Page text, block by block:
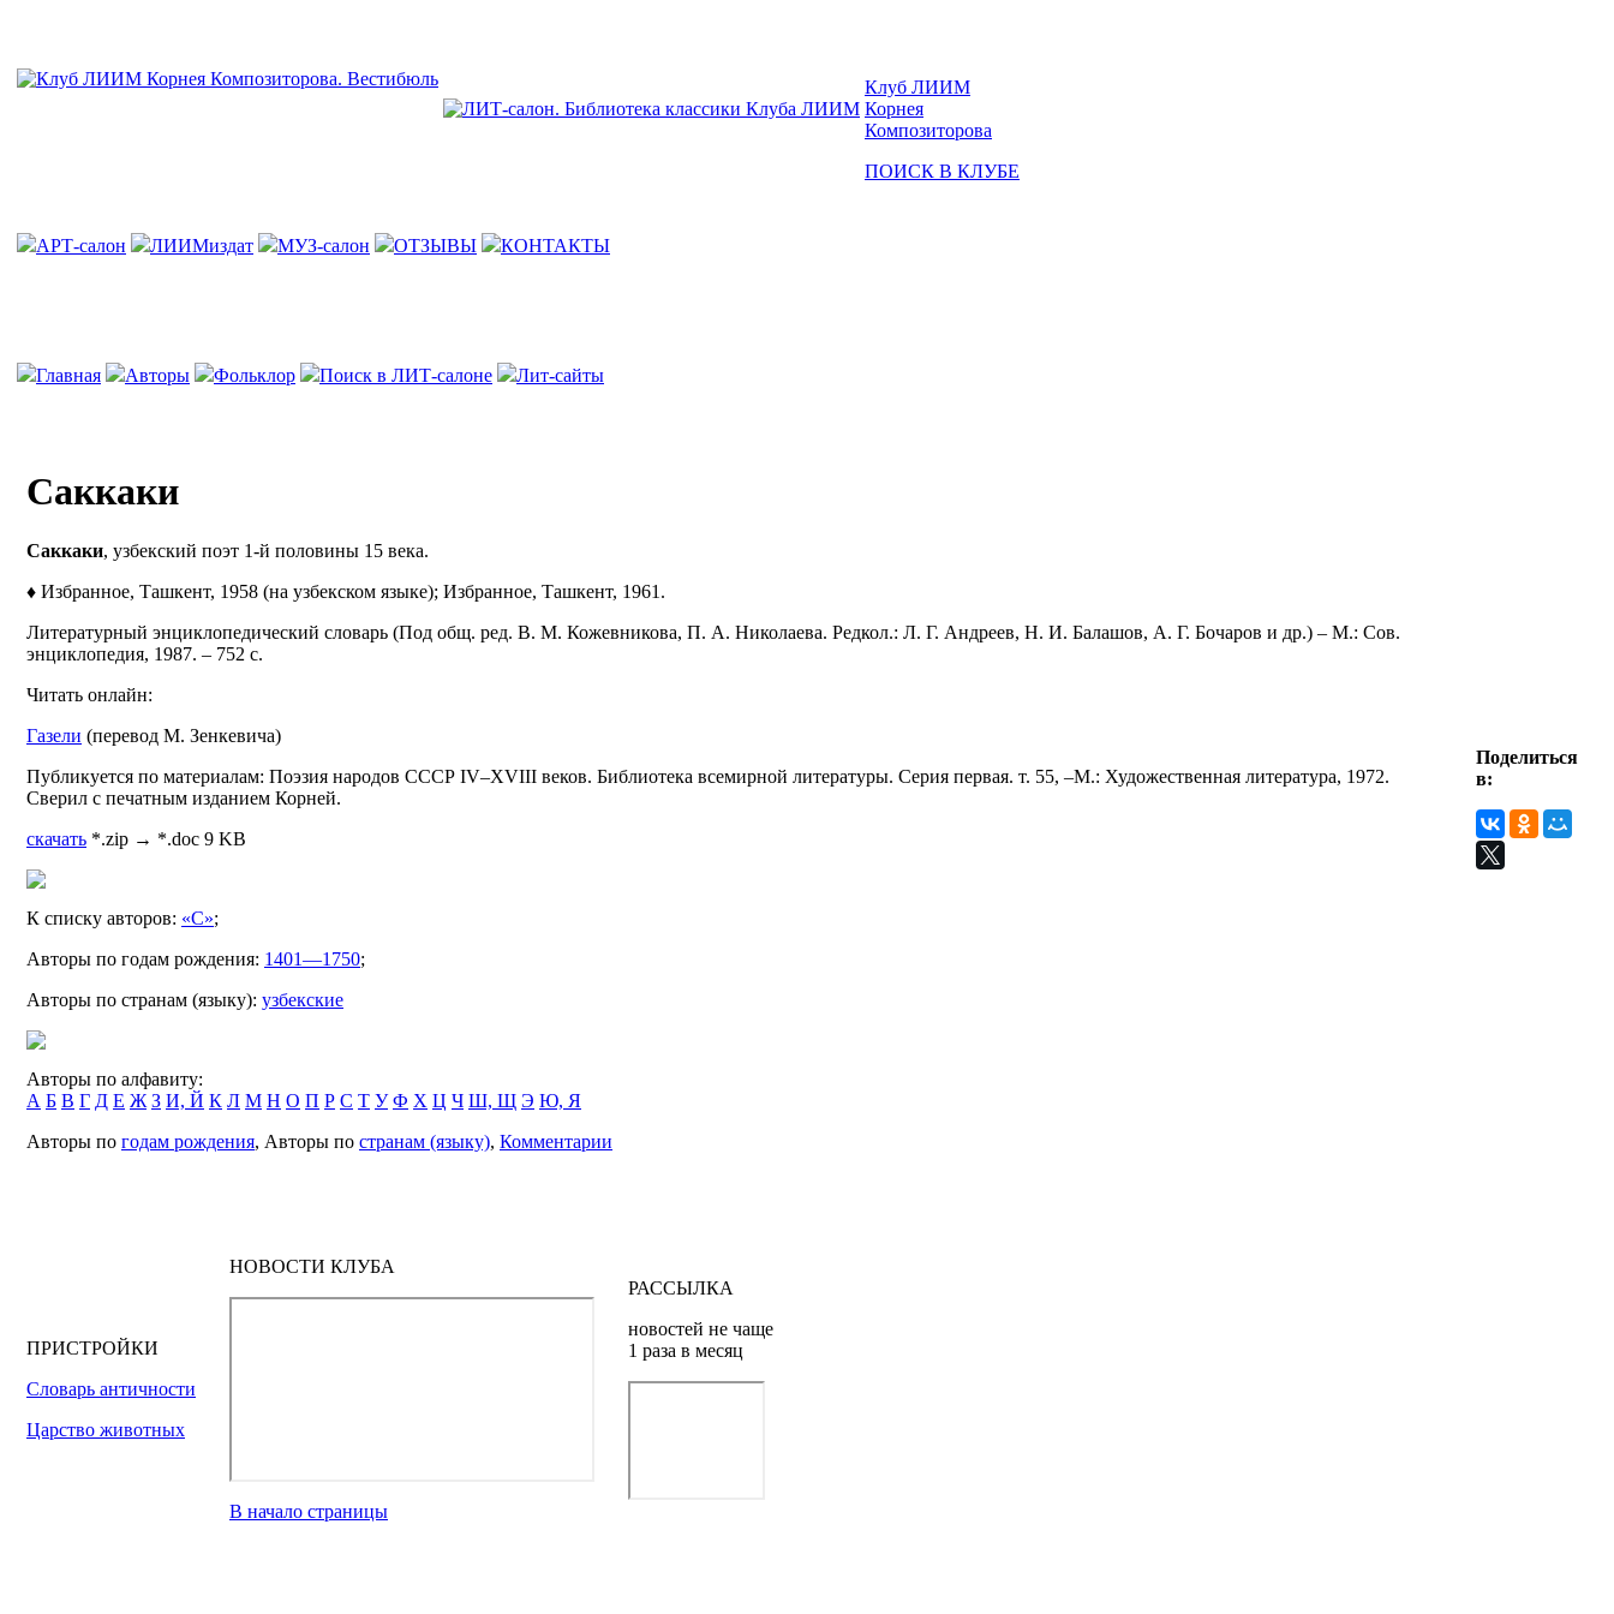
Клуб ЛИИМ
Корнея
Композиторова
ПОИСК В КЛУБЕ
АРТ-салон ЛИИМиздат МУЗ-салон ОТЗЫВЫ КОНТАКТЫ
Главная Авторы Фольклор Поиск в ЛИТ-салоне Лит-сайты
Саккаки
Саккаки, узбекский поэт 1-й половины 15 века.
♦ Избранное, Ташкент, 1958 (на узбекском языке); Избранное, Ташкент, 1961.
Литературный энциклопедический словарь (Под общ. ред. В. М. Кожевникова, П. А. Николаева. Редкол.: Л. Г. Андреев, Н. И. Балашов, А. Г. Бочаров и др.) – М.: Сов.
энциклопедия, 1987. – 752 с.
Читать онлайн:
Газели (перевод М. Зенкевича)
Публикуется по материалам: Поэзия народов СССР IV–XVIII веков. Библиотека всемирной литературы. Серия первая. т. 55, –М.: Художественная литература, 1972.
Сверил с печатным изданием Корней.
скачать *.zip → *.doc 9 KB
К списку авторов: «С»;
Авторы по годам рождения: 1401—1750;
Авторы по странам (языку): узбекские
Авторы по алфавиту:
А Б В Г Д Е Ж З И, Й К Л М Н О П Р С Т У Ф Х Ц Ч Ш, Щ Э Ю, Я
Авторы по годам рождения, Авторы по странам (языку), Комментарии
Поделиться
в:
ПРИСТРОЙКИ
Словарь античности
Царство животных
НОВОСТИ КЛУБА
В начало страницы
РАССЫЛКА
новостей не чаще
1 раза в месяц